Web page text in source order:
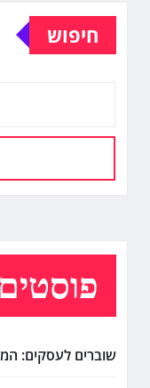
חיפוש
שוברים לעסקים: